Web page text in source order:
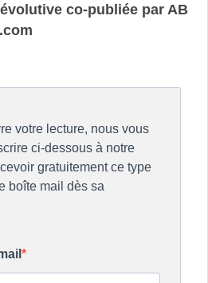
co-publiée par AB